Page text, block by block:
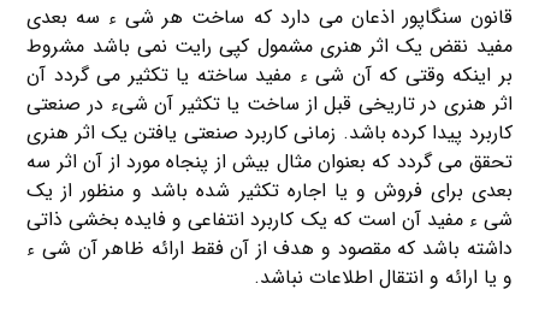
قانون سنگاپور اذعان می دارد که ساخت هر شی ء سه بعدی
مفید نقض یک اثر هنری مشمول کپی رایت نمی باشد مشروط
بر اینکه وقتی که آن شی ء مفید ساخته یا تکثیر می گردد آن
اثر هنری در تاریخی قبل از ساخت یا تکثیر آن شیء در صنعتی
کاربرد پیدا کرده باشد. زمانی کاربرد صنعتی یافتن یک اثر هنری
تحقق می گردد که بعنوان مثال بیش از پنجاه مورد از آن اثر سه
بعدی برای فروش و یا اجاره تکثیر شده باشد و منظور از یک
شی ء مفید آن است که یک کاربرد انتفاعی و فایده بخشی ذاتی
داشته باشد که مقصود و هدف از آن فقط ارائه ظاهر آن شی ء
و یا ارائه و انتقال اطلاعات نباشد.